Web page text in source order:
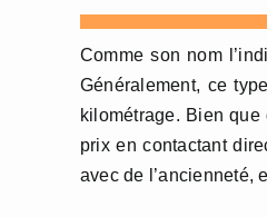
Comme son nom
Généralement, ce
kilométrage. Bien
prix en contactant
avec de l’ancienneté,